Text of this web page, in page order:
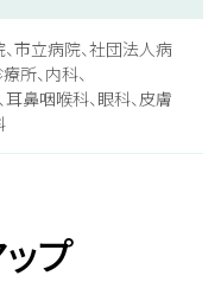
市立病院、社団法人病
所、内科、
鼻咽喉科、眼科、皮膚
プ